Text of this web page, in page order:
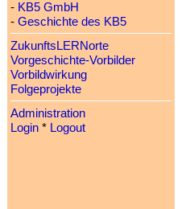
- KB5 GmbH
- Geschichte des KB5
ZukunftsLERNorte
Vorgeschichte-Vorbilder
Vorbildwirkung
Folgeprojekte
Administration
Login* Logout